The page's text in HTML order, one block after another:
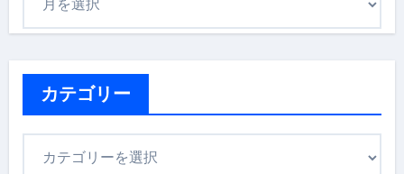
カテゴリー